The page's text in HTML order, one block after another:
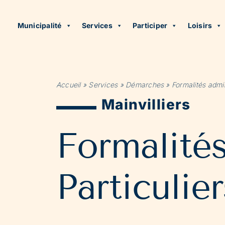
Municipalité Services Participer Loisirs
Accueil» Services» Démarches» Formalités
Mainvilliers